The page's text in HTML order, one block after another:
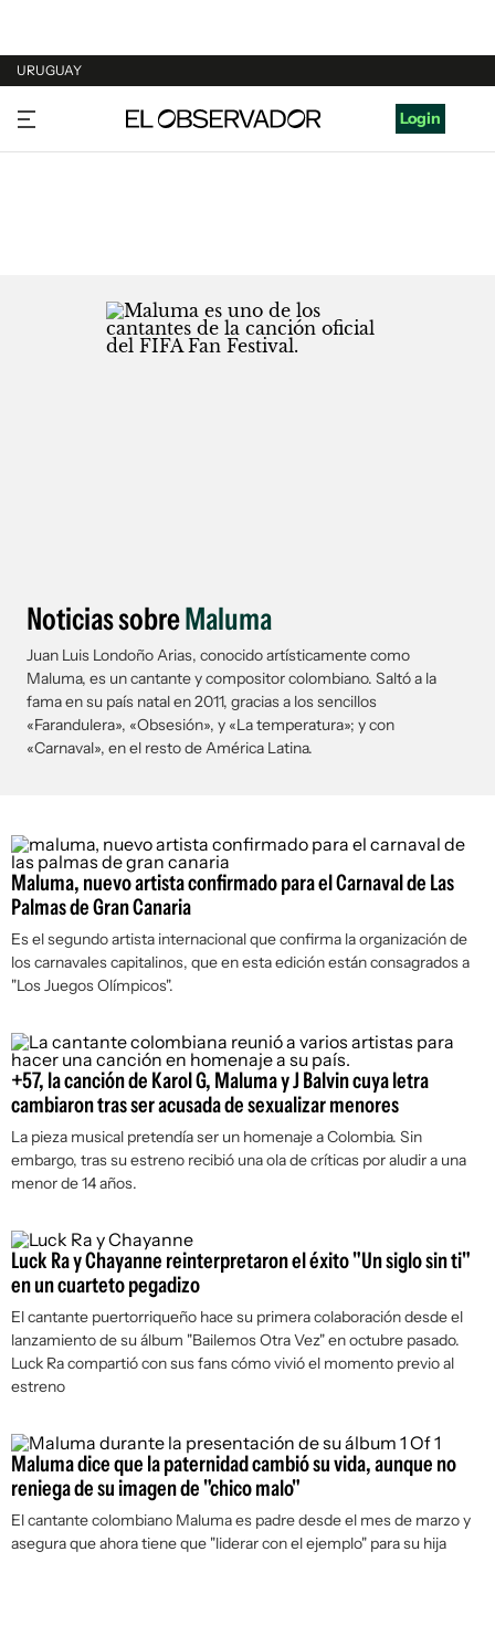
URUGUAY
URUGUAY
ARGENTINA
Login
Noticias sobreMaluma
Juan Luis Londoño Arias, conocido artísticamente como
Maluma, es un cantante y compositor colombiano. Saltó a la
fama en su país natal en 2011, gracias a los sencillos
«Farandulera», «Obsesión», y «La temperatura»; y con
«Carnaval», en el resto de América Latina.
Maluma, nuevo artista confirmado para el Carnaval de Las
Palmas de Gran Canaria
Es el segundo artista internacional que confirma la organización de
los carnavales capitalinos, que en esta edición están consagrados a
"Los Juegos Olímpicos".
+57, la canción de Karol G, Maluma y J Balvin cuya letra
cambiaron tras ser acusada de sexualizar menores
La pieza musical pretendía ser un homenaje a Colombia. Sin
embargo, tras su estreno recibió una ola de críticas por aludir a una
menor de 14 años.
Luck Ra y Chayanne reinterpretaron el éxito "Un siglo sin ti"
en un cuarteto pegadizo
El cantante puertorriqueño hace su primera colaboración desde el
lanzamiento de su álbum "Bailemos Otra Vez" en octubre pasado.
Luck Ra compartió con sus fans cómo vivió el momento previo al
estreno
Maluma dice que la paternidad cambió su vida, aunque no
reniega de su imagen de "chico malo"
El cantante colombiano Maluma es padre desde el mes de marzo y
asegura que ahora tiene que "liderar con el ejemplo" para su hija